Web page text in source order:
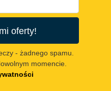
oferty!
- żadnego spamu.
momencie.